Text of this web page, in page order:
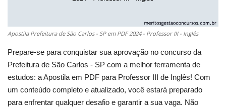
Apostila Prefeitura de São Carlos - SP em PDF 2024 - Professor III - Inglês
Prepare-se para conquistar sua aprovação no concurso da
Prefeitura de São Carlos - SP com a melhor ferramenta de
estudos: a Apostila em PDF para Professor III de Inglês! Com
um conteúdo completo e atualizado, você estará preparado
para enfrentar qualquer desafio e garantir a sua vaga. Não